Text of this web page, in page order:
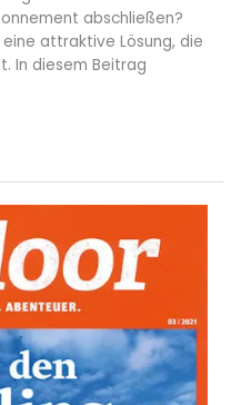
abschließen?
attraktive Lösung, die
In diesem Beitrag